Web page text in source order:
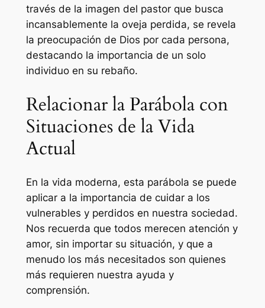
través de la imagen del pastor que busca
incansablemente la oveja perdida, se revela
la preocupación de Dios por cada persona,
destacando la importancia de un solo
individuo en su rebaño.
Relacionar la Parábola con
Situaciones de la Vida
Actual
En la vida moderna, esta parábola se puede
aplicar a la importancia de cuidar a los
vulnerables y perdidos en nuestra sociedad.
Nos recuerda que todos merecen atención y
amor, sin importar su situación, y que a
menudo los más necesitados son quienes
más requieren nuestra ayuda y
comprensión.